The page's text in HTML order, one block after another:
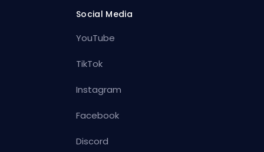
Social Media
YouTube
TikTok
Instagram
Facebook
Discord